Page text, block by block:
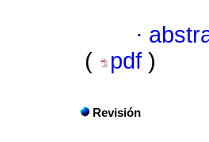
·
(
pdf )
Revisión